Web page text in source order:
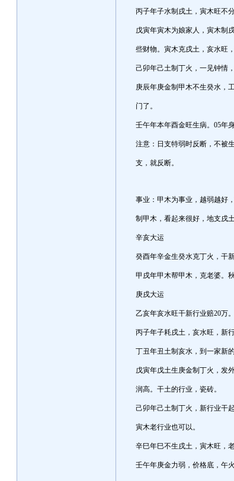
丙子年子水制戌土，寅木旺不
戊寅年寅木为娘家人，寅木制
些财物。寅木克戌土，亥水旺
己卯年己土制丁火，一见钟情
庚辰年庚金制甲木不生癸水，
门了。
壬午年本年酉金旺生病。05年
注意：日支特弱时反断，不被
支，就反断。
事业：甲木为事业，越弱越好
制甲木，看起来很好，地支戌
辛亥大运
癸酉年辛金生癸水克丁火，干
甲戌年甲木帮甲木，克老婆。
庚戌大运
乙亥年亥水旺干新行业赔20万。
丙子年子耗戌土，亥水旺，新
丁丑年丑土制亥水，到一家新
戊寅年戊土生庚金制丁火，发
润高。干土的行业，瓷砖。
己卯年己土制丁火，新行业干
寅木老行业也可以。
辛巳年巳不生戌土，寅木旺，
壬午年庚金力弱，价格底，午